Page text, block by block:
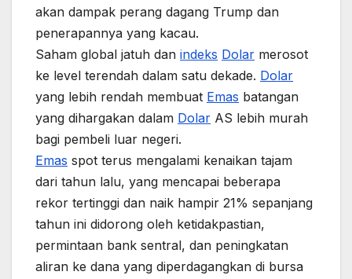
akan dampak perang dagang Trump dan
penerapannya yang kacau.
Saham global jatuh dan indeks Dolar merosot
ke level terendah dalam satu dekade. Dolar
yang lebih rendah membuat Emas batangan
yang dihargakan dalam Dolar AS lebih murah
bagi pembeli luar negeri.
Emas spot terus mengalami kenaikan tajam
dari tahun lalu, yang mencapai beberapa
rekor tertinggi dan naik hampir 21% sepanjang
tahun ini didorong oleh ketidakpastian,
permintaan bank sentral, dan peningkatan
aliran ke dana yang diperdagangkan di bursa